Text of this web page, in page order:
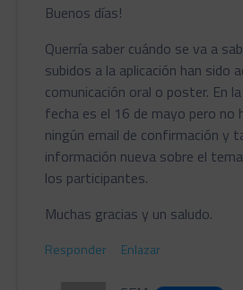
Buenos días!
Querría saber cuándo se va a
subidos a la aplicación han sido
comunicación oral o poster. En
fecha es el 16 de mayo pero no
ningún email de confirmación y
información nueva sobre el
los participantes.
Muchas gracias y un saludo.
Responder Enlazar